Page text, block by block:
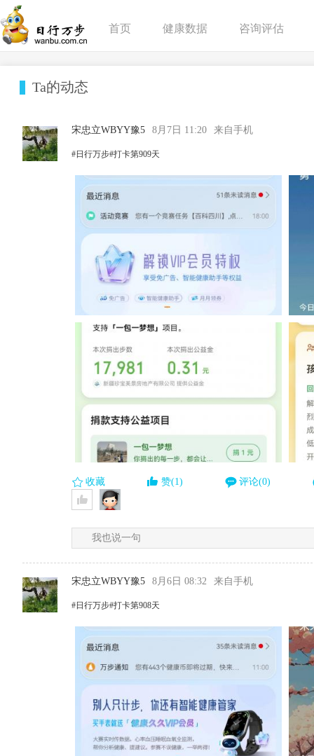
首页 健康数据 咨询评估
Ta的动态
宋忠立WBYY豫5 8月7日 11:20 来自手机
#日行万步#打卡第909天
收藏 赞(1) 评论(0)
我也说一句
宋忠立WBYY豫5 8月6日 08:32 来自手机
#日行万步#打卡第908天